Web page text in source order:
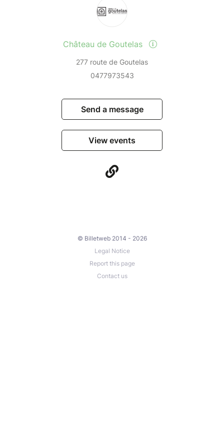
Château de Goutelas
277 route de Goutelas
0477973543
Send a message
View events
© Billetweb 2014 - 2026
Legal Notice
Report this page
Contact us